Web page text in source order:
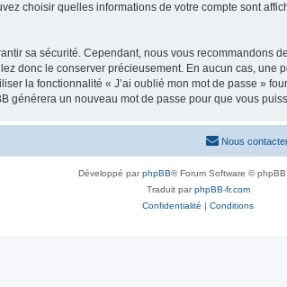
choisir quelles informations de votre compte sont
sa sécurité. Cependant, nous vous recommandons
donc le conserver précieusement. En aucun cas,
la fonctionnalité « J’ai oublié mon mot de passe »
générera un nouveau mot de passe pour que vous
Nous
Développé parphpBB® Forum Software © phpBB
Traduit parphpBB-fr.com
Confidentialité | Conditions